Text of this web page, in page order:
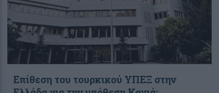
Επίθεση του τουρκικού ΥΠΕΞ στην